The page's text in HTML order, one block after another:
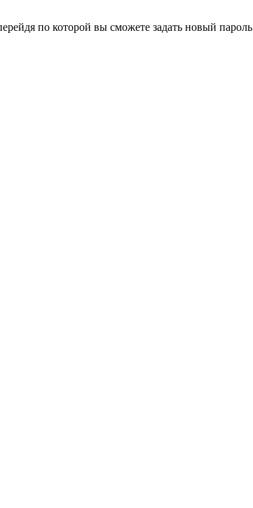
по которой вы сможете задать новый пароль